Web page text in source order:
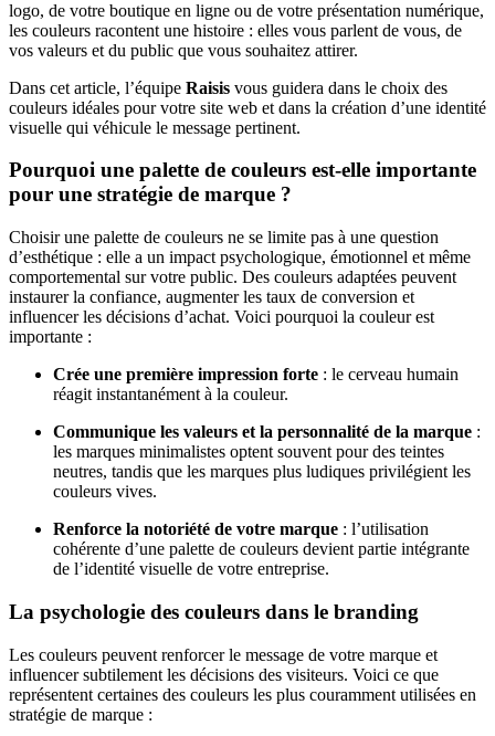
logo, de votre boutique en ligne ou de votre présentation numérique,
les couleurs racontent une histoire : elles vous parlent de vous, de
vos valeurs et du public que vous souhaitez attirer.
Dans cet article, l’équipe Raisis vous guidera dans le choix des
couleurs idéales pour votre site web et dans la création d’une identité
visuelle qui véhicule le message pertinent.
Pourquoi une palette de couleurs est-elle importante
pour une stratégie de marque ?
Choisir une palette de couleurs ne se limite pas à une question
d’esthétique : elle a un impact psychologique, émotionnel et même
comportemental sur votre public. Des couleurs adaptées peuvent
instaurer la confiance, augmenter les taux de conversion et
influencer les décisions d’achat. Voici pourquoi la couleur est
importante :
Crée une première impression forte : le cerveau humain
réagit instantanément à la couleur.
Communique les valeurs et la personnalité de la marque :
les marques minimalistes optent souvent pour des teintes
neutres, tandis que les marques plus ludiques privilégient les
couleurs vives.
Renforce la notoriété de votre marque : l’utilisation
cohérente d’une palette de couleurs devient partie intégrante
de l’identité visuelle de votre entreprise.
La psychologie des couleurs dans le branding
Les couleurs peuvent renforcer le message de votre marque et
influencer subtilement les décisions des visiteurs. Voici ce que
représentent certaines des couleurs les plus couramment utilisées en
stratégie de marque :